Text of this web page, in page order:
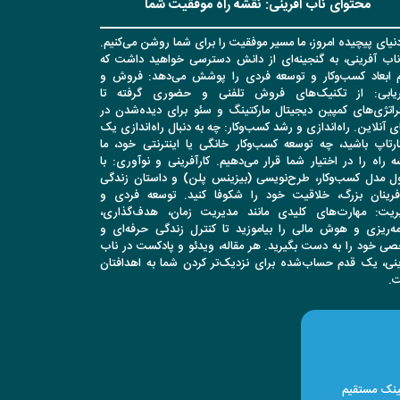
محتوای ناب آفرینی: نقشه راه موفقیت شما
پیچیده امروز، ما مسیر موفقیت را برای شما روشن می‌کنیم.
آفرینی، به گنجینه‌ای از دانش دسترسی خواهید داشت که
ابعاد کسب‌وکار و توسعه فردی را پوشش می‌دهد: فروش و
از تکنیک‌های فروش تلفنی و حضوری گرفته تا
کمپین دیجیتال مارکتینگ و سئو برای دیده‌شدن در
آنلاین. راه‌اندازی و رشد کسب‌وکار: چه به دنبال راه‌اندازی یک
باشید، چه توسعه کسب‌وکار خانگی یا اینترنتی خود، ما
راه را در اختیار شما قرار می‌دهیم. کارآفرینی و نوآوری: با
مدل کسب‌وکار، طرح‌نویسی (بیزینس پلن) و داستان زندگی
بزرگ، خلاقیت خود را شکوفا کنید. توسعه فردی و
مهارت‌های کلیدی مانند مدیریت زمان، هدف‌گذاری،
و هوش مالی را بیاموزید تا کنترل زندگی حرفه‌ای و
خود را به دست بگیرید. هر مقاله، ویدئو و پادکست در ناب
یک قدم حساب‌شده برای نزدیک‌تر کردن شما به اهدافتان
مستقیم